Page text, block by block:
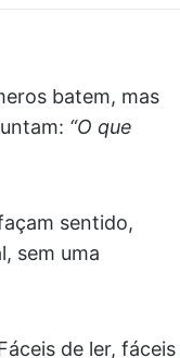
batem, mas
“O que
sentido,
sem uma
de ler, fáceis